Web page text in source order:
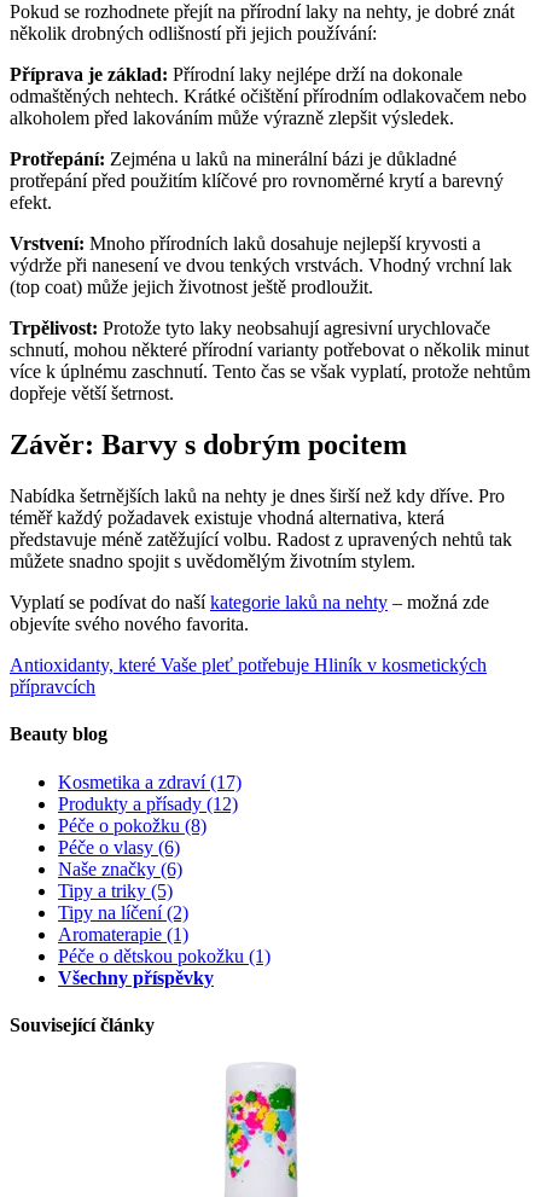
Pokud se rozhodnete přejít na přírodní laky na nehty, je dobré znát
několik drobných odlišností při jejich používání:
Příprava je základ: Přírodní laky nejlépe drží na dokonale
odmaštěných nehtech. Krátké očištění přírodním odlakovačem nebo
alkoholem před lakováním může výrazně zlepšit výsledek.
Protřepání: Zejména u laků na minerální bázi je důkladné
protřepání před použitím klíčové pro rovnoměrné krytí a barevný
efekt.
Vrstvení: Mnoho přírodních laků dosahuje nejlepší kryvosti a
výdrže při nanesení ve dvou tenkých vrstvách. Vhodný vrchní lak
(top coat) může jejich životnost ještě prodloužit.
Trpělivost: Protože tyto laky neobsahují agresivní urychlovače
schnutí, mohou některé přírodní varianty potřebovat o několik minut
více k úplnému zaschnutí. Tento čas se však vyplatí, protože nehtům
dopřeje větší šetrnost.
Závěr: Barvy s dobrým pocitem
Nabídka šetrnějších laků na nehty je dnes širší než kdy dříve. Pro
téměř každý požadavek existuje vhodná alternativa, která
představuje méně zatěžující volbu. Radost z upravených nehtů tak
můžete snadno spojit s uvědomělým životním stylem.
Vyplatí se podívat do našíkategorie laků na nehty – možná zde
objevíte svého nového favorita.
Antioxidanty, které Vaše pleť potřebuje Hliník v kosmetických
přípravcích
Beauty blog
Kosmetika a zdraví(17)
Produkty a přísady (12)
Péče o pokožku (8)
Péče o vlasy (6)
Naše značky (6)
Tipy a triky (5)
Tipy na líčení(2)
Aromaterapie (1)
Péče o dětskou pokožku (1)
Všechny příspěvky
Související články